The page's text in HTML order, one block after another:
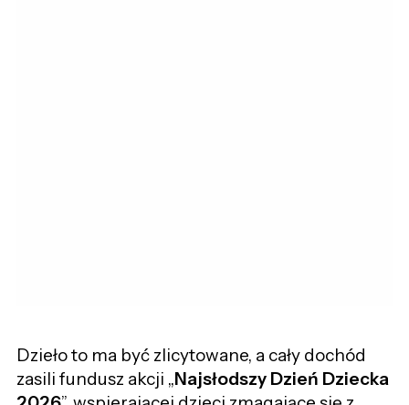
Dzieło to ma być zlicytowane, a cały dochód
zasili fundusz akcji „Najsłodszy Dzień Dziecka